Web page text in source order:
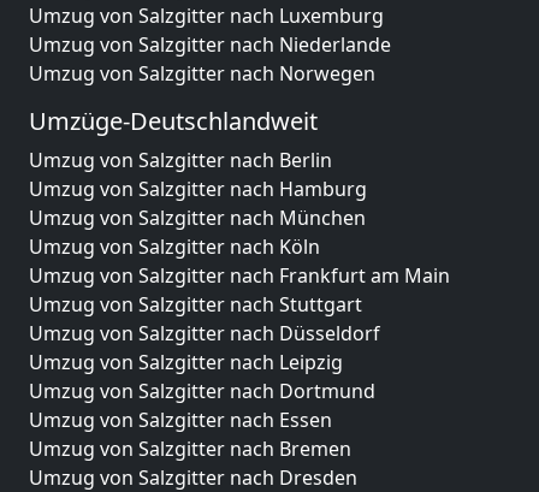
Umzug von Salzgitter nach Luxemburg
Umzug von Salzgitter nach Niederlande
Umzug von Salzgitter nach Norwegen
Umzüge-Deutschlandweit
Umzug von Salzgitter nach Berlin
Umzug von Salzgitter nach Hamburg
Umzug von Salzgitter nach München
Umzug von Salzgitter nach Köln
Umzug von Salzgitter nach Frankfurt am Main
Umzug von Salzgitter nach Stuttgart
Umzug von Salzgitter nach Düsseldorf
Umzug von Salzgitter nach Leipzig
Umzug von Salzgitter nach Dortmund
Umzug von Salzgitter nach Essen
Umzug von Salzgitter nach Bremen
Umzug von Salzgitter nach Dresden